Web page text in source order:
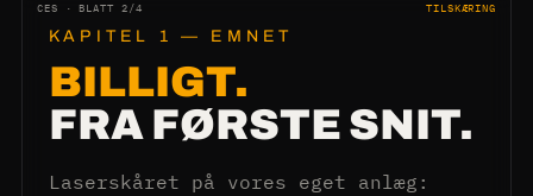
CES · BLATT 2/4 TILSKÆRING
KAPITEL 1 — EMNET
BILLIGT.
FRA FØRSTE SNIT.
Laserskåret på vores eget anlæg: